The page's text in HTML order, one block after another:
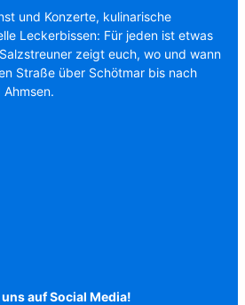
und Konzerte, kulinarische
Leckerbissen: Für jeden ist etwas
zeigt euch, wo und wann
Straße über Schötmar bis nach
auf Social Media!